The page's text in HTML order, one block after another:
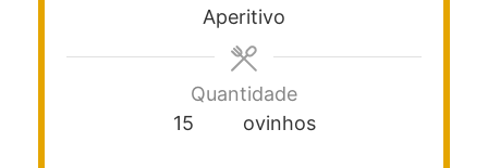
Aperitivo
Quantidade
15
ovinhos